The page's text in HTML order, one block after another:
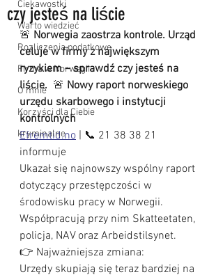
Ciekawostki
Warto wiedzieć
Rozliczenia podatkowe
Firma w Norwegii
O mnie
Korzyści dla Ciebie
kryminalne
czy jesteś na liście
🚨 Norwegia zaostrza kontrole. Urząd
celuje w firmy z największym
ryzykiem – sprawdź czy jesteś na
liście. 🚨 Nowy raport norweskiego
urzędu skarbowego i instytucji
kontrolnych
Efremtid.no | 📞 21 38 38 21
informuje
Ukazał się najnowszy wspólny raport
dotyczący przestępczości w
środowisku pracy w Norwegii.
Współpracują przy nim Skatteetaten,
policja, NAV oraz Arbeidstilsynet.
👉 Najważniejsza zmiana:
Urzędy skupiają się teraz bardziej na